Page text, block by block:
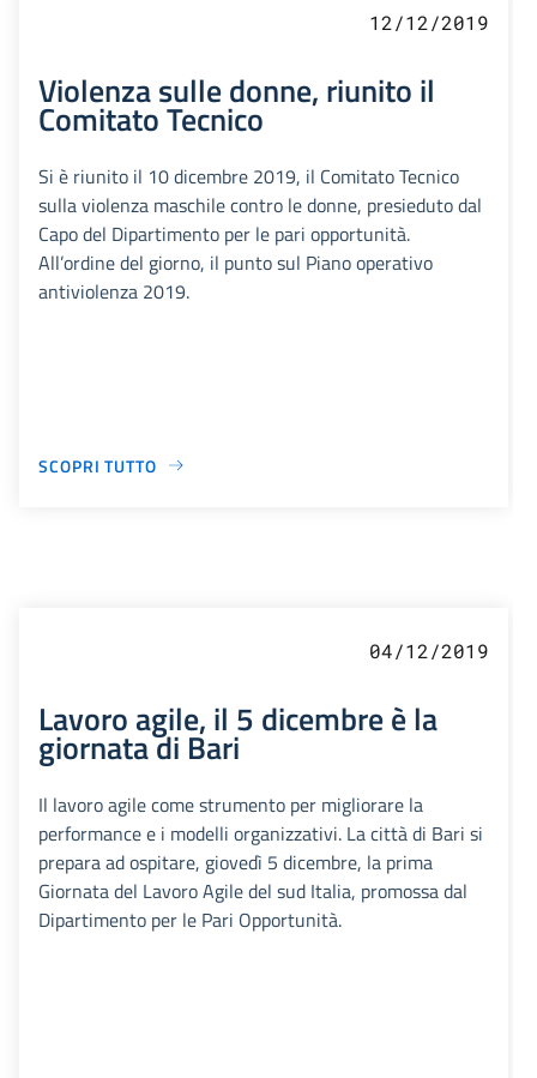
12/12/2019
Violenza sulle donne, riunito il
Comitato Tecnico
Si è riunito il 10 dicembre 2019, il Comitato Tecnico
sulla violenza maschile contro le donne, presieduto dal
Capo del Dipartimento per le pari opportunità.
All’ordine del giorno, il punto sul Piano operativo
antiviolenza 2019.
SCOPRI TUTTO
04/12/2019
Lavoro agile, il 5 dicembre è la
giornata di Bari
Il lavoro agile come strumento per migliorare la
performance e i modelli organizzativi. La città di Bari si
prepara ad ospitare, giovedì 5 dicembre, la prima
Giornata del Lavoro Agile del sud Italia, promossa dal
Dipartimento per le Pari Opportunità.